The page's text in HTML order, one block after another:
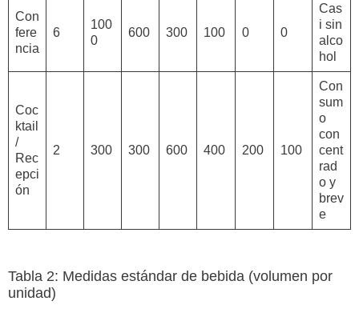
Con
fere
ncia
6
100
0
600 300 100 0 0
Cas
i sin
alco
hol
Coc
ktail
/
Rec
epci
ón
2 300 300 600 400 200 100
Con
sum
o
con
cent
rad
o y
brev
e
Tabla 2: Medidas estándar de bebida (volumen por
unidad)